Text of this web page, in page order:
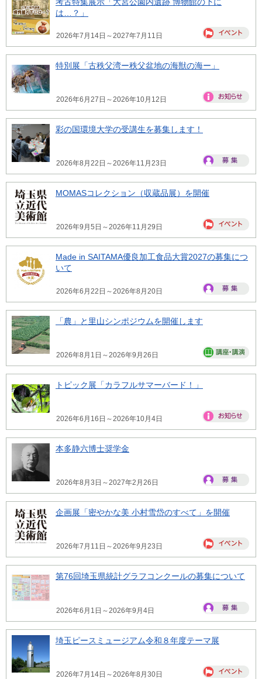
は…？」
2026年7月14日～2027年7月11日
特別展「古秩父湾ー秩父盆地の海獣の海ー」
2026年6月27日～2026年10月12日
彩の国環境大学の受講生を募集します！
2026年8月22日～2026年11月23日
MOMASコレクション（収蔵品展）を開催
2026年9月5日～2026年11月29日
Made in SAITAMA優良加工食品大賞2027の募集につ
いて
2026年6月22日～2026年8月20日
「農」と里山シンポジウムを開催します
2026年8月1日～2026年9月26日
トピック展「カラフルサマーバード！」
2026年6月16日～2026年10月4日
本多静六博士奨学金
2026年8月3日～2027年2月26日
企画展「密やかな美 小村雪岱のすべて」を開催
2026年7月11日～2026年9月23日
第76回埼玉県統計グラフコンクールの募集について
2026年6月1日～2026年9月4日
埼玉ピースミュージアム令和８年度テーマ展
2026年7月14日～2026年8月30日